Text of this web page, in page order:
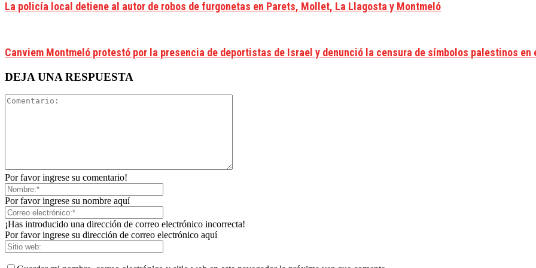
La policía local detiene al autor de robos de furgonetas en Parets, Mollet, La Llagosta y Montmeló
Canviem Montmeló protestó por la presencia de deportistas de Israel y denunció la censura de símbolos palestinos
DEJA UNA RESPUESTA
Por favor ingrese su comentario!
Por favor ingrese su nombre aquí
¡Has introducido una dirección de correo electrónico incorrecta!
Por favor ingrese su dirección de correo electrónico aquí